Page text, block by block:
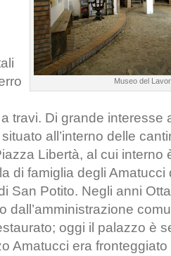
Museo del
travi. Di grande interesse
situato all’interno delle
Libertà, al cui interno
di famiglia degli Amatucci
San Potito. Negli anni
dall’amministrazione
oggi il palazzo è
Amatucci era